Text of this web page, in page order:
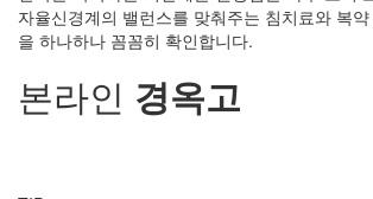
자율신경계의 밸런스를 맞춰주는 침치료와 복
을 하나하나 꼼꼼히 확인합니다.
본라인 경옥고